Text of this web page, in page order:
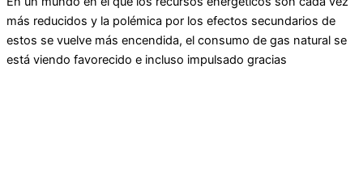
más reducidos y la polémica por los efectos secundarios de
estos se vuelve más encendida, el consumo de gas natural se
está viendo favorecido e incluso impulsado gracias